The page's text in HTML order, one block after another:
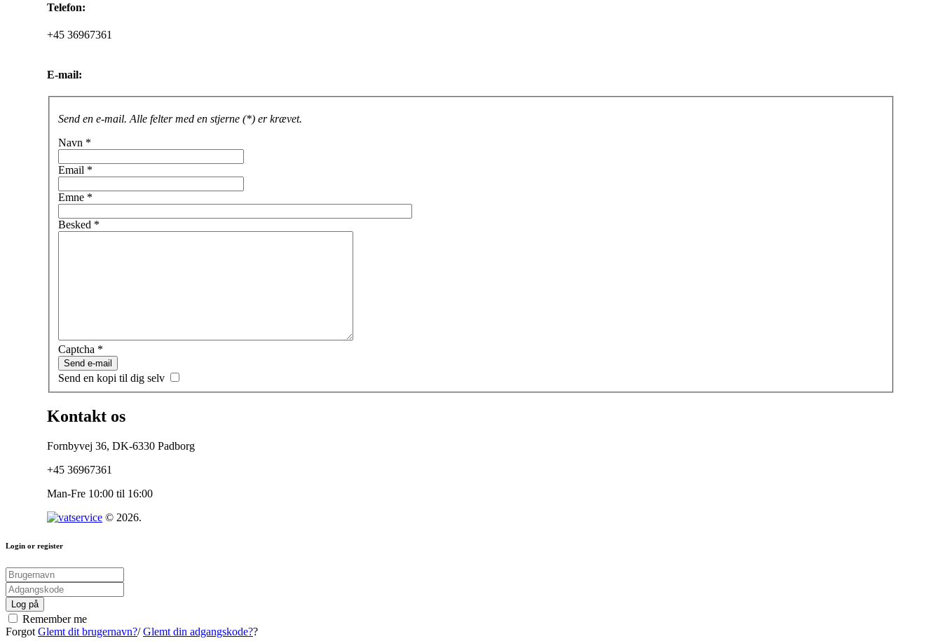
Telefon:
+45 36967361
E-mail:
Send en e-mail. Alle felter med en stjerne (*) er krævet.
Navn *
Email *
Emne *
Besked *
Captcha *
Send e-mail
Send en kopi til dig selv
Kontakt os
Fornbyvej 36, DK-6330 Padborg
+45 36967361
Man-Fre 10:00 til 16:00
© 2026.
Login or register
Log på
Remember me
Forgot Glemt dit brugernavn?/Glemt din adgangskode??